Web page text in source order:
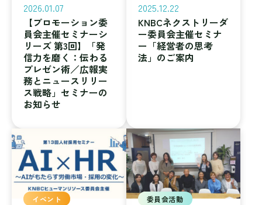
2026.01.07
【プロモーション委
員会主催セミナーシ
リーズ 第3回】「発
信力を磨く：伝わる
プレゼン術／広報実
務とニュースリリー
ス戦略」セミナーの
お知らせ
2025.12.22
KNBCネクストリーダ
ー委員会主催セミナ
ー「経営者の思考
法」のご案内
イベント 委員会活動